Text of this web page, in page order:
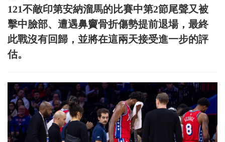
121不敵印第安納溜馬的比賽中第2節尾聲又被
擊中臉部、遭遇鼻竇骨折傷勢提前退場，最終
此戰沒有回歸，並將在這兩天接受進一步的評
估。